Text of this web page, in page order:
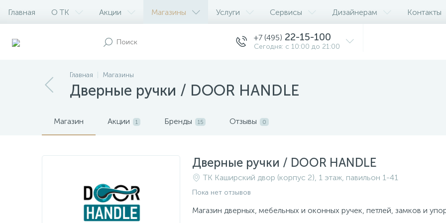
Главная О ТК Акции Магазины Услуги Сервисы Дизайнерам Контакты
+7 (495) 22-15-100
Сегодня: с 10:00 до 21:00
Главная Магазины
Дверные ручки / DOOR HANDLE
Магазин Акции 1 Бренды 15 Отзывы 0
Дверные ручки / DOOR HANDLE
ТК Каширский двор (корпус 2), 1 этаж, павильон 1-41
Пока нет отзывов
Магазин дверных, мебельных и оконных ручек, петлей, замков и